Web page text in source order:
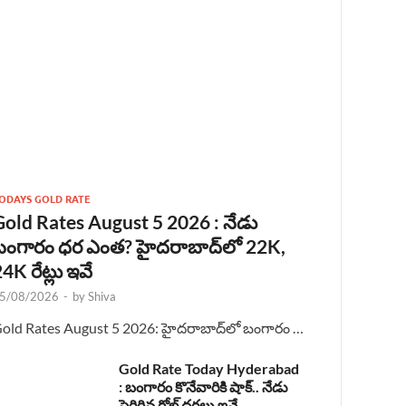
GOLD RATE
Rates August 5 2026 : నేడు
ధర ఎంత? హైదరాబాద్‌లో 22K,
రేట్లు ఇవే
08/2026 - byShiva
Rates August 5 2026: హైదరాబాద్‌లో బంగారం …
Gold Rate Today Hyderabad
: బంగారం కొనేవారికి షాక్.. నేడు